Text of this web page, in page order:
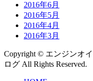
2016年6月
2016年5月
2016年4月
2016年3月
Copyright © エンジンオ
ログ All Rights Reserved.